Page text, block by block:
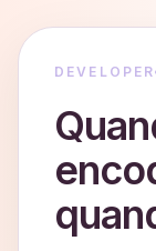
DEVELOPER